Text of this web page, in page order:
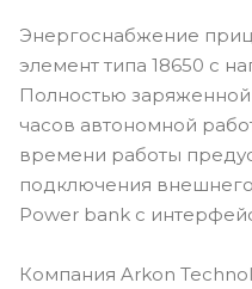
Энергоснабжение
элемент типа 18650 с
Полностью
часов автономной
времени работы
подключения внешнего
Power bank с
Компания Arkon